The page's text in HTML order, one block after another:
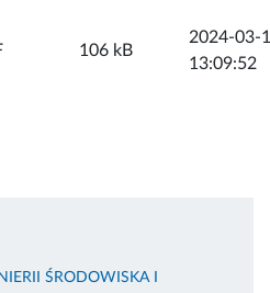
ZAŁĄCZNIK106 kB
2024-03-
13:09:52
ŚRODOWISKA I